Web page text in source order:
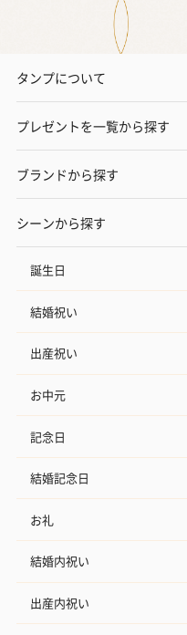
タンプについて
プレゼントを一覧から探す
ブランドから探す
シーンから探す
誕生日
結婚祝い
出産祝い
お中元
記念日
結婚記念日
お礼
結婚内祝い
出産内祝い